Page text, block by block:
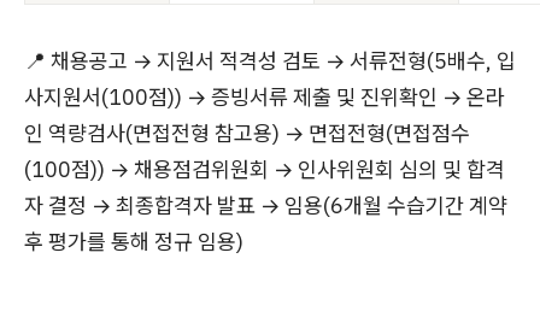
📍 채용공고 → 지원서 적격성 검토 → 서류전형(5배수, 입
사지원서(100점)) → 증빙서류 제출 및 진위확인 → 온라
인 역량검사(면접전형 참고용) → 면접전형(면접점수
(100점)) → 채용점검위원회 → 인사위원회 심의 및 합격
자 결정 → 최종합격자 발표 → 임용(6개월 수습기간 계약
후 평가를 통해 정규 임용)